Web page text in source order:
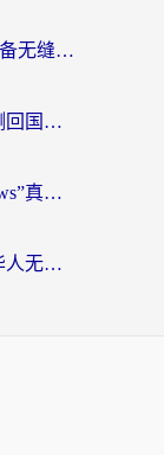
海外党必看：电视VPN回国+多设备无缝访问国内资源的实用指南
云极和GOGO哪个好？海外党亲测回国加速器选择指南（附iOS免费&Windows VPN实用技巧）
海外党别踩坑！“vpn破解版windows”真的能用？教你选对回国加速器无缝刷国内资源
北美看剧神器怎么选？2026海外华人无缝访问国内资源全攻略